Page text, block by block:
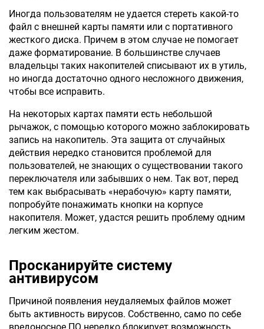
Иногда пользователям не удается стереть какой-то
файл с внешней карты памяти или с портативного
жесткого диска. Причем в этом случае не помогает
даже форматирование. В большинстве случаев
владельцы таких накопителей списывают их в утиль,
но иногда достаточно одного несложного движения,
чтобы все исправить.
На некоторых картах памяти есть небольшой
рычажок, с помощью которого можно заблокировать
запись на накопитель. Эта защита от случайных
действия нередко становится проблемой для
пользователей, не знающих о существовании такого
переключателя или забывших о нем. Так вот, перед
тем как выбрасывать «нерабочую» карту памяти,
попробуйте понажимать кнопки на корпусе
накопителя. Может, удастся решить проблему одним
легким жестом.
Просканируйте систему
антивирусом
Причиной появления неудаляемых файлов может
быть активность вирусов. Собственно, само по себе